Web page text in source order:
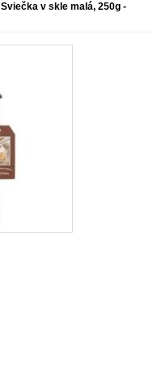
Sviečka v skle malá, 250g -